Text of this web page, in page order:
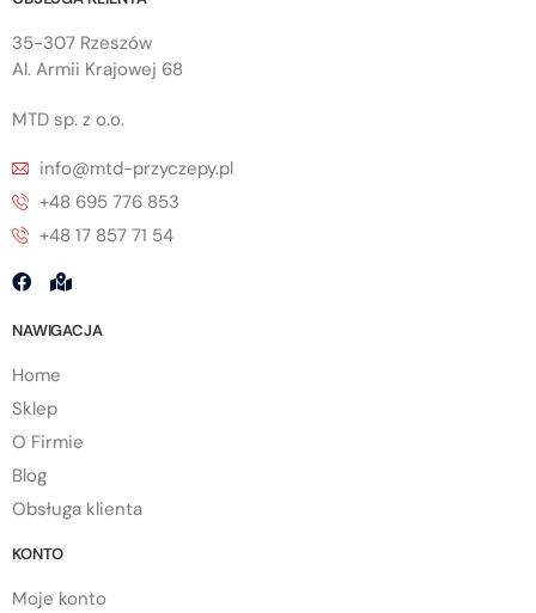
35-307 Rzeszów
Al. Armii Krajowej 68
MTD sp. z o.o.
info@mtd-przyczepy.pl
+48 695 776 853
+48 17 857 71 54
NAWIGACJA
Home
Sklep
O Firmie
Blog
Obsługa klienta
KONTO
Moje konto